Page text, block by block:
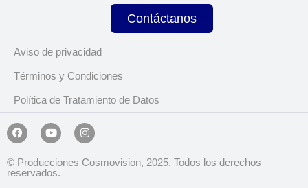
Contáctanos
Aviso de privacidad
Términos y Condiciones
Política de Tratamiento de Datos
© Producciones Cosmovision, 2025. Todos los derechos
reservados.